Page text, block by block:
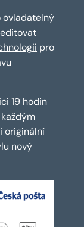
ovladatelný
pro
19 hodin
originální
nový